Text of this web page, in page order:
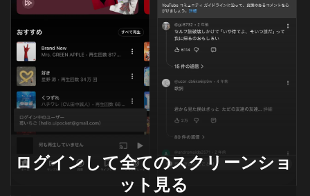
ログインして全てのスクリーンショ
ット見る